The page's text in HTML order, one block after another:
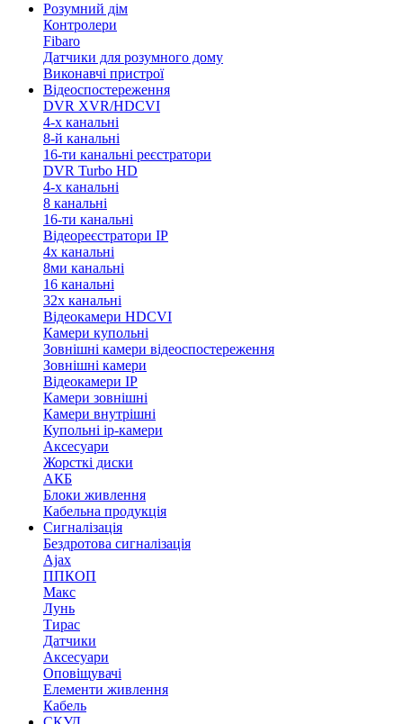
Розумний дім
Контролери
Fibaro
Датчики для розумного дому
Виконавчі пристрої
Відеоспостереження
DVR XVR/HDCVI
4-x канальні
8-й канальні
16-ти канальні реєстратори
DVR Turbo HD
4-х канальні
8 канальні
16-ти канальні
Відеореєстратори IP
4х канальні
8ми канальні
16 канальні
32x канальні
Відеокамери HDCVI
Камери купольні
Зовнішні камери відеоспостереження
Зовнішні камери
Відеокамери IP
Камери зовнішні
Камери внутрішні
Купольні ip-камери
Аксесуари
Жорсткі диски
АКБ
Блоки живлення
Кабельна продукція
Сигналізація
Бездротова сигналізація
Ajax
ППКОП
Макс
Лунь
Тирас
Датчики
Аксесуари
Оповіщувачі
Елементи живлення
Кабель